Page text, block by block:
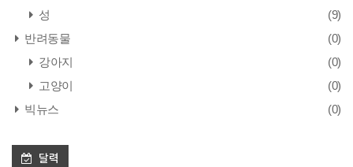
성
(9)
반려동물
(0)
강아지
(0)
고양이
(0)
빅뉴스
(0)
달력